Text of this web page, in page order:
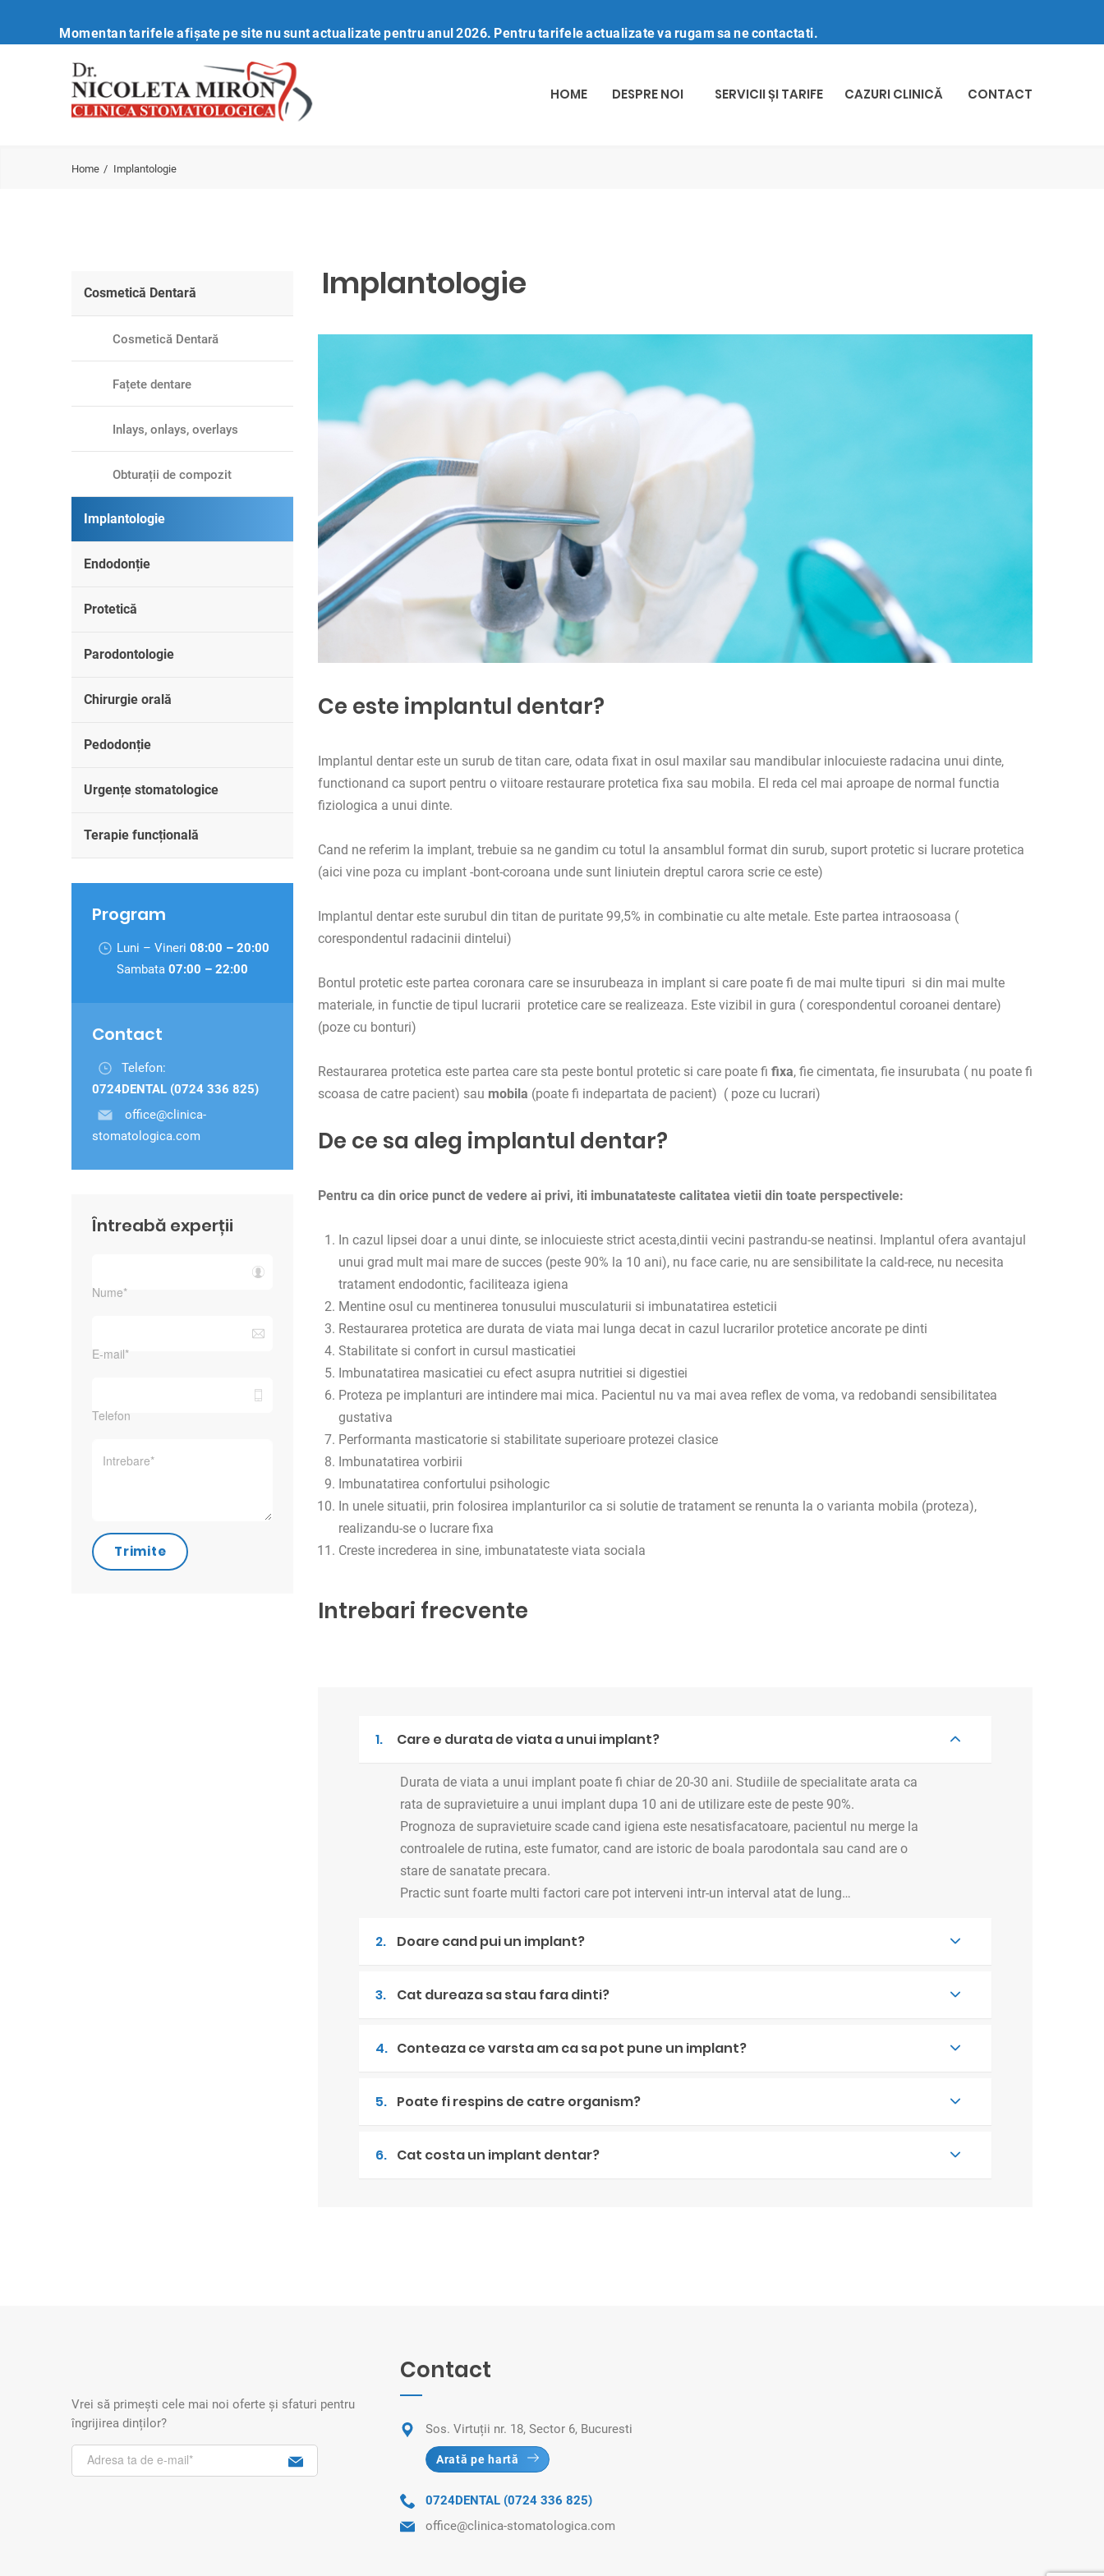
Momentan tarifele afișate pe site nu sunt actualizate pentru anul 2026. Pentru tarifele actualizate va rugam sa ne contactati.
HOME DESPRE NOI SERVICII ȘI TARIFE CAZURI CLINICĂ CONTACT
Home Implantologie
Cosmetică Dentară
Cosmetică Dentară
Fațete dentare
Inlays, onlays, overlays
Obturații de compozit
Implantologie
Endodonție
Protetică
Parodontologie
Chirurgie orală
Pedodonție
Urgențe stomatologice
Terapie funcțională
Program
Luni – Vineri 08:00 – 20:00
Sambata 07:00 – 22:00
Contact
Telefon:
0724DENTAL (0724 336 825)
office@clinica-
stomatologica.com
Întreabă experții
Implantologie
Ce este implantul dentar?
Implantul dentar este un surub de titan care, odata fixat in osul maxilar sau mandibular inlocuieste radacina unui dinte,
functionand ca suport pentru o viitoare restaurare protetica fixa sau mobila. El reda cel mai aproape de normal functia
fiziologica a unui dinte.
Cand ne referim la implant, trebuie sa ne gandim cu totul la ansamblul format din surub, suport protetic si lucrare protetica
(aici vine poza cu implant -bont-coroana unde sunt liniutein dreptul carora scrie ce este)
Implantul dentar este surubul din titan de puritate 99,5% in combinatie cu alte metale. Este partea intraosoasa (
corespondentul radacinii dintelui)
Bontul protetic este partea coronara care se insurubeaza in implant si care poate fi de mai multe tipuri si din mai multe
materiale, in functie de tipul lucrarii protetice care se realizeaza. Este vizibil in gura ( corespondentul coroanei dentare)
(poze cu bonturi)
Restaurarea protetica este partea care sta peste bontul protetic si care poate fi fixa, fie cimentata, fie insurubata ( nu poate fi
scoasa de catre pacient) sau mobila (poate fi indepartata de pacient) ( poze cu lucrari)
De ce sa aleg implantul dentar?
Pentru ca din orice punct de vedere ai privi, iti imbunatateste calitatea vietii din toate perspectivele:
In cazul lipsei doar a unui dinte, se inlocuieste strict acesta,dintii vecini pastrandu-se neatinsi. Implantul ofera avantajul
unui grad mult mai mare de succes (peste 90% la 10 ani), nu face carie, nu are sensibilitate la cald-rece, nu necesita
tratament endodontic, faciliteaza igiena
Mentine osul cu mentinerea tonusului musculaturii si imbunatatirea esteticii
Restaurarea protetica are durata de viata mai lunga decat in cazul lucrarilor protetice ancorate pe dinti
Stabilitate si confort in cursul masticatiei
Imbunatatirea masicatiei cu efect asupra nutritiei si digestiei
Proteza pe implanturi are intindere mai mica. Pacientul nu va mai avea reflex de voma, va redobandi sensibilitatea
gustativa
Performanta masticatorie si stabilitate superioare protezei clasice
Imbunatatirea vorbirii
Imbunatatirea confortului psihologic
In unele situatii, prin folosirea implanturilor ca si solutie de tratament se renunta la o varianta mobila (proteza),
realizandu-se o lucrare fixa
Creste increderea in sine, imbunatateste viata sociala
Intrebari frecvente
1. Care e durata de viata a unui implant?
Durata de viata a unui implant poate fi chiar de 20-30 ani. Studiile de specialitate arata ca
rata de supravietuire a unui implant dupa 10 ani de utilizare este de peste 90%.
Prognoza de supravietuire scade cand igiena este nesatisfacatoare, pacientul nu merge la
controalele de rutina, este fumator, cand are istoric de boala parodontala sau cand are o
stare de sanatate precara.
Practic sunt foarte multi factori care pot interveni intr-un interval atat de lung…
2. Doare cand pui un implant?
3. Cat dureaza sa stau fara dinti?
4. Conteaza ce varsta am ca sa pot pune un implant?
5. Poate fi respins de catre organism?
6. Cat costa un implant dentar?
Vrei să primești cele mai noi oferte și sfaturi pentru
îngrijirea dinților?
Contact
Sos. Virtuții nr. 18, Sector 6, Bucuresti
Arată pe hartă
0724DENTAL (0724 336 825)
office@clinica-stomatologica.com